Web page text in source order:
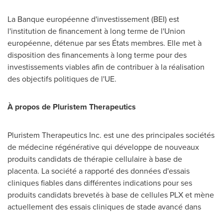
La Banque européenne d'investissement (BEI) est
l'institution de financement à long terme de l'Union
européenne, détenue par ses États membres. Elle met à
disposition des financements à long terme pour des
investissements viables afin de contribuer à la réalisation
des objectifs politiques de l'UE.
À propos de Pluristem Therapeutics
Pluristem Therapeutics Inc. est une des principales sociétés
de médecine régénérative qui développe de nouveaux
produits candidats de thérapie cellulaire à base de
placenta. La société a rapporté des données d'essais
cliniques fiables dans différentes indications pour ses
produits candidats brevetés à base de cellules PLX et mène
actuellement des essais cliniques de stade avancé dans